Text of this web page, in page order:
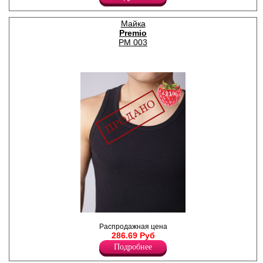
Хлопок 100%
Майка
Premio
PM 003
широких бретелях в мелкий
рубчик, с овальным вырезом
по горловине.
Хлопок 100%
−21%
Распродажная цена
286.69 Руб
Подробнее